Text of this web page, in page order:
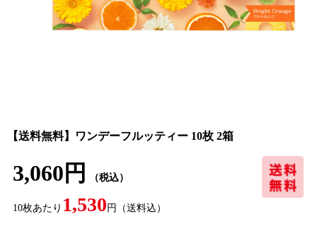
【送料無料】ワンデーフルッティー 10枚 2箱
3,060円 （税込）
10枚あたり 1,530 円 （送料込）